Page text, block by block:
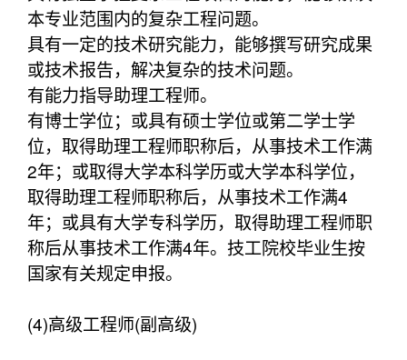
本专业范围内的复杂工程问题。
具有一定的技术研究能力，能够撰写研究成果
或技术报告，解决复杂的技术问题。
有能力指导助理工程师。
有博士学位；或具有硕士学位或第二学士学
位，取得助理工程师职称后，从事技术工作满
2年；或取得大学本科学历或大学本科学位，
取得助理工程师职称后，从事技术工作满4
年；或具有大学专科学历，取得助理工程师职
称后从事技术工作满4年。技工院校毕业生按
国家有关规定申报。
(4)高级工程师(副高级)